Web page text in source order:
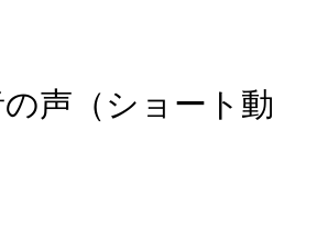
声（ショート動